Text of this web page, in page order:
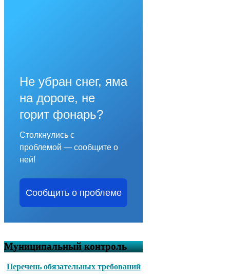
Не убран снег, яма
на дороге, не
горит фонарь?
Столкнулись с
проблемой — сообщите о
ней!
Сообщить о проблеме
Муниципальный контроль
Перечень обязательных требований